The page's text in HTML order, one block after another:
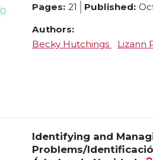
Pages: 21 Published:
Authors:
Becky Hutchings
Lizann
Identifying and
Problems/